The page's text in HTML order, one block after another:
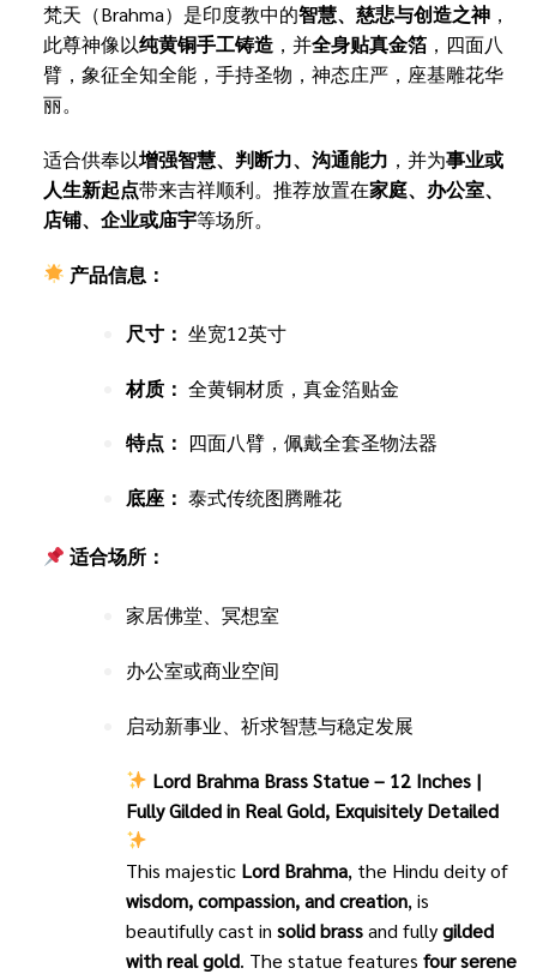
梵天（Brahma）是印度教中的智慧、慈悲与创造之神，
此尊神像以纯黄铜手工铸造，并全身贴真金箔，四面八
臂，象征全知全能，手持圣物，神态庄严，座基雕花华
丽。
适合供奉以增强智慧、判断力、沟通能力 ，并为事业或
人生新起点带来吉祥顺利。推荐放置在家庭、办公室、
店铺、企业或庙宇等场所。
产品信息：
尺寸： 坐宽12英寸
材质： 全黄铜材质，真金箔贴金
特点： 四面八臂，佩戴全套圣物法器
底座： 泰式传统图腾雕花
适合场所：
家居佛堂、冥想室
办公室或商业空间
启动新事业、祈求智慧与稳定发展
Lord Brahma Brass Statue – 12 Inches |
Fully Gilded in Real Gold, Exquisitely Detailed
This majestic Lord Brahma, the Hindu deity of
wisdom, compassion, and creation, is
beautifully cast in solid brassand fullygilded
with real gold. The statue features four serene